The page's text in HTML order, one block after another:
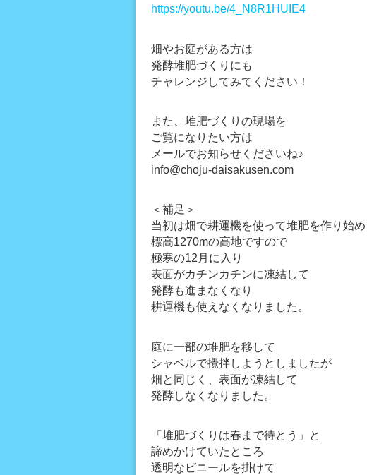
https://youtu.be/4_N8R1HUIE4
畑やお庭がある方は
発酵堆肥づくりにも
チャレンジしてみてください！
また、堆肥づくりの現場を
ご覧になりたい方は
メールでお知らせくださいね♪
info@choju-daisakusen.com
＜補足＞
当初は畑で耕運機を使って堆肥を作り始め
標高1270mの高地ですので
極寒の12月に入り
表面がカチンカチンに凍結して
発酵も進まなくなり
耕運機も使えなくなりました。
庭に一部の堆肥を移して
シャベルで攪拌しようとしましたが
畑と同じく、表面が凍結して
発酵しなくなりました。
「堆肥づくりは春まで待とう」と
諦めかけていたところ
透明なビニールを掛けて